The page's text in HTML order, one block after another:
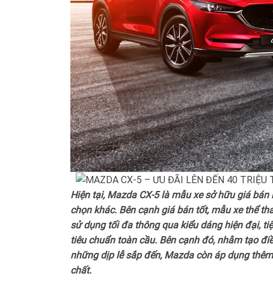
Hiện tại, Mazda CX-5 là mẫu xe sở hữu giá
chọn khác. Bên cạnh giá bán tốt, mẫu xe thể
sử dụng tối đa thông qua kiểu dáng hiện đại,
tiêu chuẩn toàn cầu. Bên cạnh đó, nhằm tạo
những dịp lễ sắp đến, Mazda còn áp dụng
chất.